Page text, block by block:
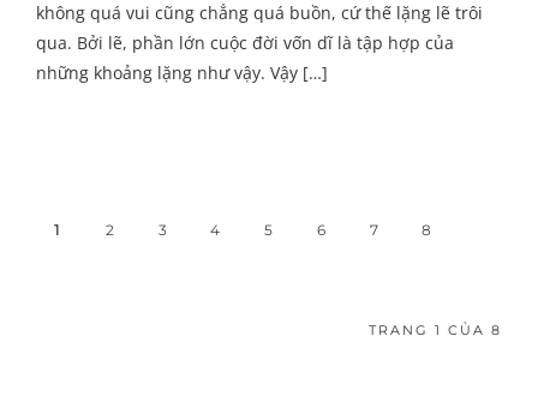
không quá vui cũng chẳng quá buồn, cứ thế lặng lẽ trôi
qua. Bởi lẽ, phần lớn cuộc đời vốn dĩ là tập hợp của
những khoảng lặng như vậy. Vậy […]
1 2 3 4 5 6 7 8
TRANG 1 CỦA 8